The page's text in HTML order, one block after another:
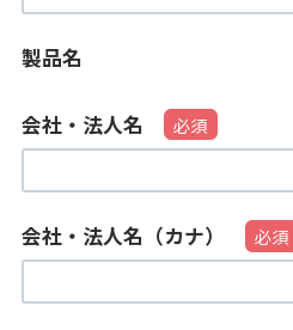
製品名
会社・法人名
会社・法人名（カナ）